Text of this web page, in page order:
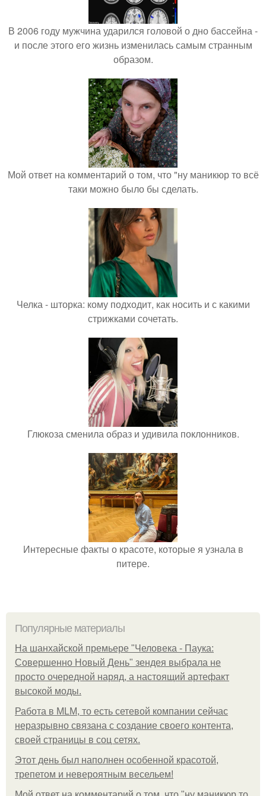
В 2006 году мужчина ударился головой о дно бассейна -
и после этого его жизнь изменилась самым странным
образом.
Мой ответ на комментарий о том, что "ну маникюр то всё
таки можно было бы сделать.
Челка - шторка: кому подходит, как носить и с какими
стрижками сочетать.
Глюкоза сменила образ и удивила поклонников.
Интересные факты о красоте, которые я узнала в
питере.
Популярные материалы
На шанхайской премьере "Человека - Паука:
Совершенно Новый День" зендея выбрала не
просто очередной наряд, а настоящий артефакт
высокой моды.
Работа в MLM, то есть сетевой компании сейчас
неразрывно связана с создание своего контента,
своей страницы в соц сетях.
Этот день был наполнен особенной красотой,
трепетом и невероятным весельем!